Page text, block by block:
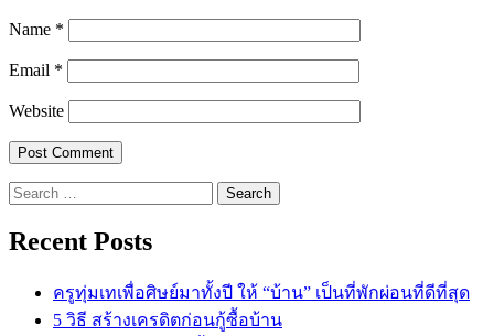
Name *
Email *
Website
Search
for:
Recent Posts
ครูทุ่มเทเพื่อศิษย์มาทั้งปี ให้ “บ้าน” เป็นที่พักผ่อนที่ดีที่สุด
5 วิธี สร้างเครดิตก่อนกู้ซื้อบ้าน